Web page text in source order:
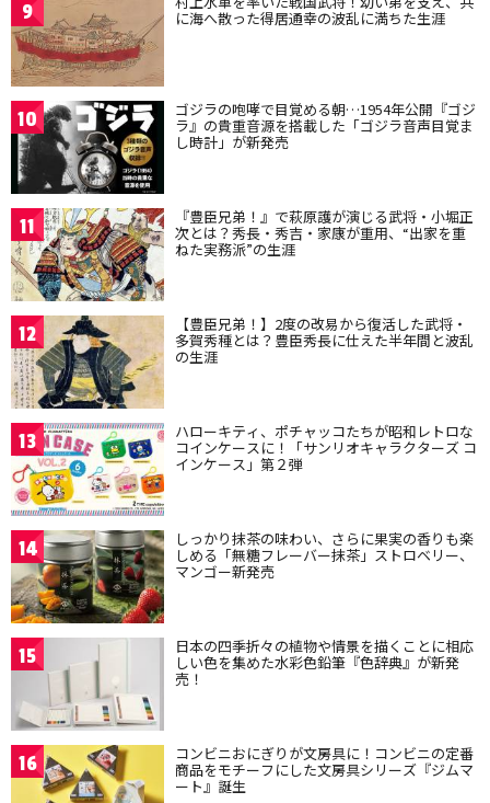
9 に海へ散った得居通幸の波乱に満ちた生涯
10 ゴジラの咆哮で目覚める朝…1954年公開『ゴジ
ラ』の貴重音源を搭載した「ゴジラ音声目覚ま
し時計」が新発売
11 『豊臣兄弟！』で萩原護が演じる武将・小堀正
次とは？秀長・秀吉・家康が重用、“出家を重
ねた実務派”の生涯
12 【豊臣兄弟！】2度の改易から復活した武将・
多賀秀種とは？豊臣秀長に仕えた半年間と波乱
の生涯
13 ハローキティ、ポチャッコたちが昭和レトロな
コインケースに！「サンリオキャラクターズ コ
インケース」第２弾
14 しっかり抹茶の味わい、さらに果実の香りも楽
しめる「無糖フレーバー抹茶」ストロベリー、
マンゴー新発売
15 日本の四季折々の植物や情景を描くことに相応
しい色を集めた水彩色鉛筆『色辞典』が新発
売！
16 コンビニおにぎりが文房具に！コンビニの定番
商品をモチーフにした文房具シリーズ『ジムマ
ート』誕生